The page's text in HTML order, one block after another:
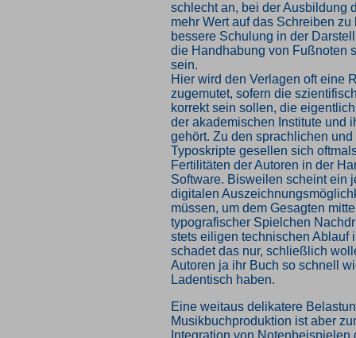
schlecht an, bei der Ausbildung
mehr Wert auf das Schreiben
bessere Schulung in der
die Handhabung von Fußnoten
sein.
Hier wird den Verlagen oft eine
zugemutet, sofern die
korrekt sein sollen, die
der akademischen Institute und
gehört. Zu den sprachlichen
Typoskripte gesellen sich
Fertilitäten der Autoren in der
Software. Bisweilen scheint ein
digitalen
müssen, um dem Gesagten
typografischer Spielchen
stets eiligen technischen Ablauf
schadet das nur, schließlich
Autoren ja ihr Buch so schnell
Ladentisch haben.
Eine weitaus delikatere
Musikbuchproduktion ist aber
Integration von